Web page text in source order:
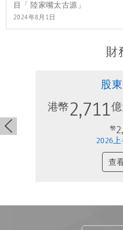
目「 陸家嘴太古源」
2024年8月1日
財